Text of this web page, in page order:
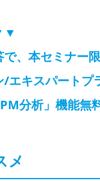
、本セミナー
キスパートプ
分析」機能無
メ